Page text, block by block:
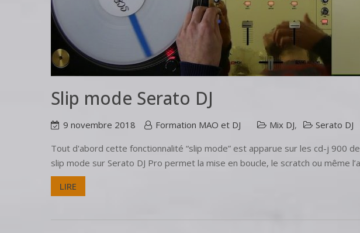
Slip mode Serato DJ
9 novembre 2018 Formation MAO et DJ Mix DJ, Serato DJ
Tout d'abord cette fonctionnalité “slip mode” est apparue sur les cd-j 900
slip mode sur Serato DJ Pro permet la mise en boucle, le scratch ou même
LIRE